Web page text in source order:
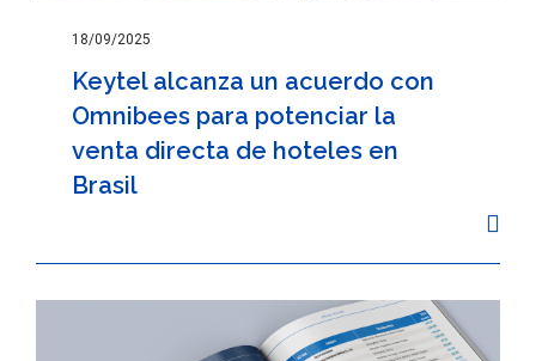
18/09/2025
Keytel alcanza un acuerdo con
Omnibees para potenciar la
venta directa de hoteles en
Brasil